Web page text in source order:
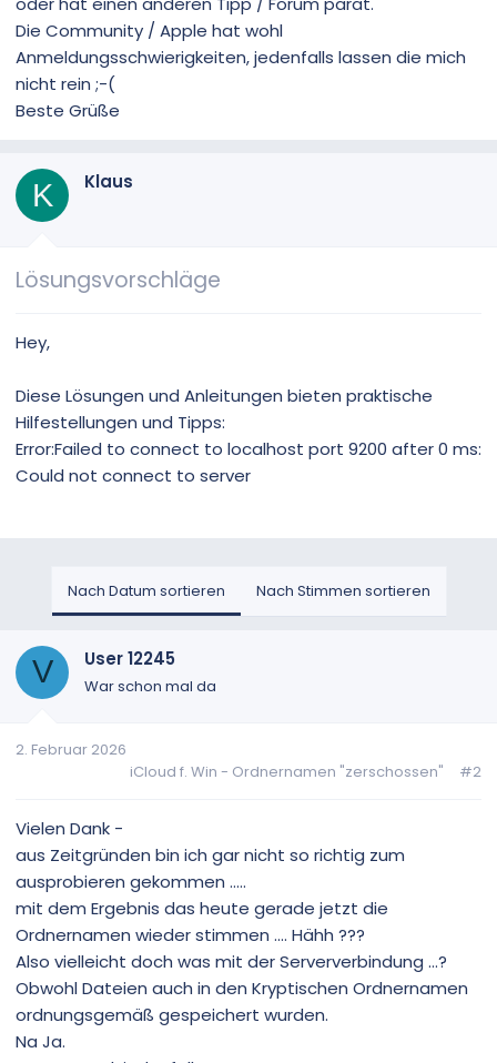
Die Community / Apple hat wohl
Anmeldungsschwierigkeiten, jedenfalls lassen die mich
nicht rein ;-(
Beste Grüße
K Klaus
Lösungsvorschläge
Hey,
Diese Lösungen und Anleitungen bieten praktische
Hilfestellungen und Tipps:
Error:Failed to connect to localhost port 9200 after 0 ms:
Could not connect to server
Nach Datum sortieren Nach Stimmen sortieren
V User 12245
War schon mal da
2. Februar 2026
iCloud f. Win - Ordnernamen "zerschossen"
#2
Vielen Dank -
aus Zeitgründen bin ich gar nicht so richtig zum
ausprobieren gekommen .....
mit dem Ergebnis das heute gerade jetzt die
Ordnernamen wieder stimmen .... Hähh ???
Also vielleicht doch was mit der Serververbindung ...?
Obwohl Dateien auch in den Kryptischen Ordnernamen
ordnungsgemäß gespeichert wurden.
Na Ja.